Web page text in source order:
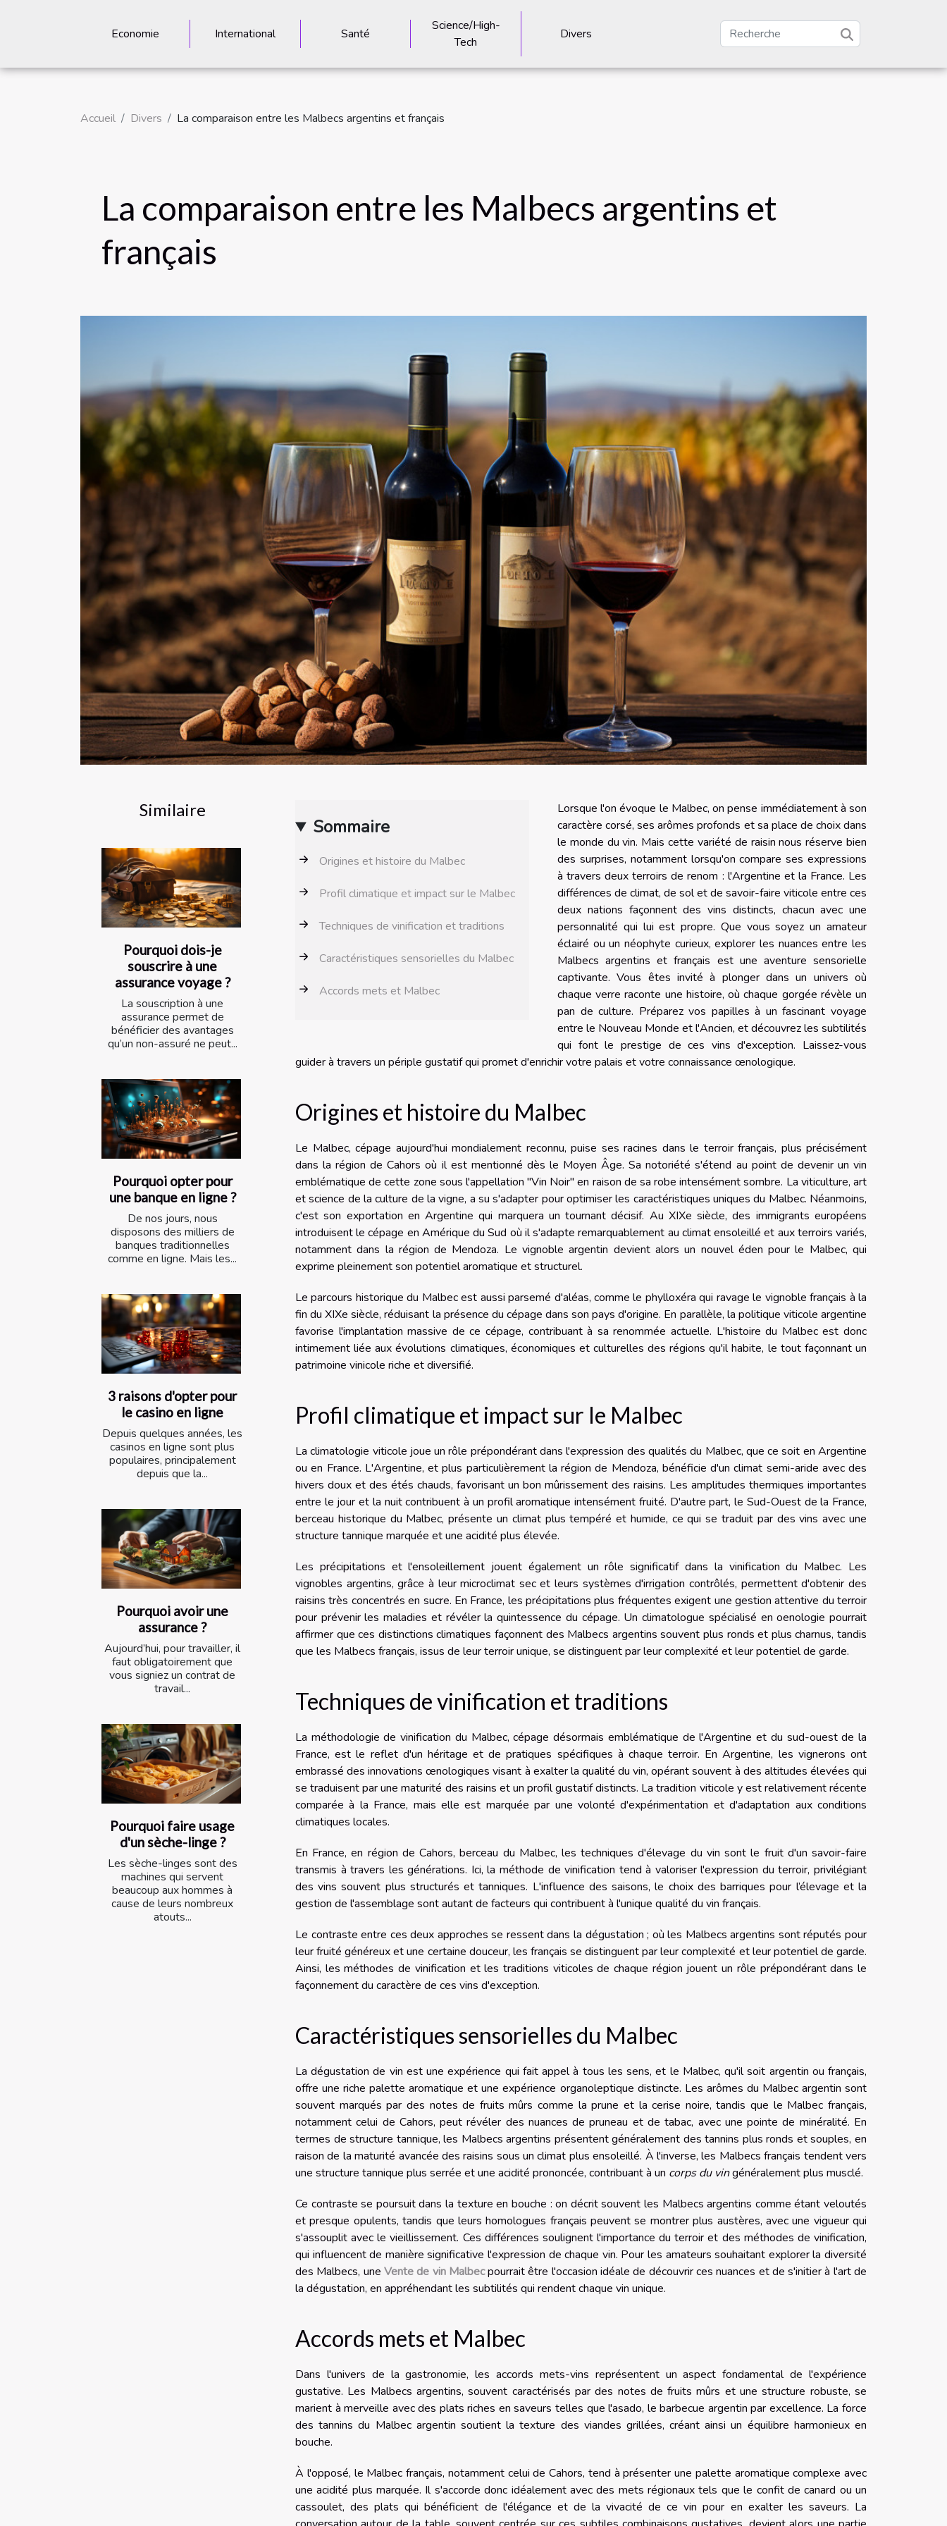
Economie International Santé
Science/High-
Tech
Divers
Accueil Divers La comparaison entre les Malbecs argentins et français
La comparaison entre les Malbecs argentins et
français
Similaire
Pourquoi dois-je
souscrire à une
assurance voyage ?
La souscription à une
assurance permet de
bénéficier des avantages
qu’un non-assuré ne peut...
Pourquoi opter pour
une banque en ligne ?
De nos jours, nous
disposons des milliers de
banques traditionnelles
comme en ligne. Mais les...
3 raisons d'opter pour
le casino en ligne
Depuis quelques années, les
casinos en ligne sont plus
populaires, principalement
depuis que la...
Pourquoi avoir une
assurance ?
Aujourd’hui, pour travailler, il
faut obligatoirement que
vous signiez un contrat de
travail...
Pourquoi faire usage
d'un sèche-linge ?
Les sèche-linges sont des
machines qui servent
beaucoup aux hommes à
cause de leurs nombreux
atouts...
Sommaire
Origines et histoire du Malbec
Profil climatique et impact sur le Malbec
Techniques de vinification et traditions
Caractéristiques sensorielles du Malbec
Accords mets et Malbec
Lorsque l'on évoque le Malbec, on pense immédiatement à son
caractère corsé, ses arômes profonds et sa place de choix dans
le monde du vin. Mais cette variété de raisin nous réserve bien
des surprises, notamment lorsqu'on compare ses expressions
à travers deux terroirs de renom : l'Argentine et la France. Les
différences de climat, de sol et de savoir-faire viticole entre ces
deux nations façonnent des vins distincts, chacun avec une
personnalité qui lui est propre. Que vous soyez un amateur
éclairé ou un néophyte curieux, explorer les nuances entre les
Malbecs argentins et français est une aventure sensorielle
captivante. Vous êtes invité à plonger dans un univers où
chaque verre raconte une histoire, où chaque gorgée révèle un
pan de culture. Préparez vos papilles à un fascinant voyage
entre le Nouveau Monde et l'Ancien, et découvrez les subtilités
qui font le prestige de ces vins d'exception. Laissez-vous
guider à travers un périple gustatif qui promet d'enrichir votre palais et votre connaissance œnologique.
Origines et histoire du Malbec
Le Malbec, cépage aujourd'hui mondialement reconnu, puise ses racines dans le terroir français, plus précisément
dans la région de Cahors où il est mentionné dès le Moyen Âge. Sa notoriété s'étend au point de devenir un vin
emblématique de cette zone sous l'appellation "Vin Noir" en raison de sa robe intensément sombre. La viticulture, art
et science de la culture de la vigne, a su s'adapter pour optimiser les caractéristiques uniques du Malbec. Néanmoins,
c'est son exportation en Argentine qui marquera un tournant décisif. Au XIXe siècle, des immigrants européens
introduisent le cépage en Amérique du Sud où il s'adapte remarquablement au climat ensoleillé et aux terroirs variés,
notamment dans la région de Mendoza. Le vignoble argentin devient alors un nouvel éden pour le Malbec, qui
exprime pleinement son potentiel aromatique et structurel.
Le parcours historique du Malbec est aussi parsemé d'aléas, comme le phylloxéra qui ravage le vignoble français à la
fin du XIXe siècle, réduisant la présence du cépage dans son pays d'origine. En parallèle, la politique viticole argentine
favorise l'implantation massive de ce cépage, contribuant à sa renommée actuelle. L'histoire du Malbec est donc
intimement liée aux évolutions climatiques, économiques et culturelles des régions qu'il habite, le tout façonnant un
patrimoine vinicole riche et diversifié.
Profil climatique et impact sur le Malbec
La climatologie viticole joue un rôle prépondérant dans l'expression des qualités du Malbec, que ce soit en Argentine
ou en France. L'Argentine, et plus particulièrement la région de Mendoza, bénéficie d'un climat semi-aride avec des
hivers doux et des étés chauds, favorisant un bon mûrissement des raisins. Les amplitudes thermiques importantes
entre le jour et la nuit contribuent à un profil aromatique intensément fruité. D'autre part, le Sud-Ouest de la France,
berceau historique du Malbec, présente un climat plus tempéré et humide, ce qui se traduit par des vins avec une
structure tannique marquée et une acidité plus élevée.
Les précipitations et l'ensoleillement jouent également un rôle significatif dans la vinification du Malbec. Les
vignobles argentins, grâce à leur microclimat sec et leurs systèmes d'irrigation contrôlés, permettent d'obtenir des
raisins très concentrés en sucre. En France, les précipitations plus fréquentes exigent une gestion attentive du terroir
pour prévenir les maladies et révéler la quintessence du cépage. Un climatologue spécialisé en oenologie pourrait
affirmer que ces distinctions climatiques façonnent des Malbecs argentins souvent plus ronds et plus charnus, tandis
que les Malbecs français, issus de leur terroir unique, se distinguent par leur complexité et leur potentiel de garde.
Techniques de vinification et traditions
La méthodologie de vinification du Malbec, cépage désormais emblématique de l'Argentine et du sud-ouest de la
France, est le reflet d'un héritage et de pratiques spécifiques à chaque terroir. En Argentine, les vignerons ont
embrassé des innovations œnologiques visant à exalter la qualité du vin, opérant souvent à des altitudes élevées qui
se traduisent par une maturité des raisins et un profil gustatif distincts. La tradition viticole y est relativement récente
comparée à la France, mais elle est marquée par une volonté d'expérimentation et d'adaptation aux conditions
climatiques locales.
En France, en région de Cahors, berceau du Malbec, les techniques d'élevage du vin sont le fruit d'un savoir-faire
transmis à travers les générations. Ici, la méthode de vinification tend à valoriser l'expression du terroir, privilégiant
des vins souvent plus structurés et tanniques. L'influence des saisons, le choix des barriques pour l’élevage et la
gestion de l'assemblage sont autant de facteurs qui contribuent à l'unique qualité du vin français.
Le contraste entre ces deux approches se ressent dans la dégustation ; où les Malbecs argentins sont réputés pour
leur fruité généreux et une certaine douceur, les français se distinguent par leur complexité et leur potentiel de garde.
Ainsi, les méthodes de vinification et les traditions viticoles de chaque région jouent un rôle prépondérant dans le
façonnement du caractère de ces vins d'exception.
Caractéristiques sensorielles du Malbec
La dégustation de vin est une expérience qui fait appel à tous les sens, et le Malbec, qu'il soit argentin ou français,
offre une riche palette aromatique et une expérience organoleptique distincte. Les arômes du Malbec argentin sont
souvent marqués par des notes de fruits mûrs comme la prune et la cerise noire, tandis que le Malbec français,
notamment celui de Cahors, peut révéler des nuances de pruneau et de tabac, avec une pointe de minéralité. En
termes de structure tannique, les Malbecs argentins présentent généralement des tannins plus ronds et souples, en
raison de la maturité avancée des raisins sous un climat plus ensoleillé. À l'inverse, les Malbecs français tendent vers
une structure tannique plus serrée et une acidité prononcée, contribuant à un corps du vingénéralement plus musclé.
Ce contraste se poursuit dans la texture en bouche : on décrit souvent les Malbecs argentins comme étant veloutés
et presque opulents, tandis que leurs homologues français peuvent se montrer plus austères, avec une vigueur qui
s'assouplit avec le vieillissement. Ces différences soulignent l'importance du terroir et des méthodes de vinification,
qui influencent de manière significative l'expression de chaque vin. Pour les amateurs souhaitant explorer la diversité
des Malbecs, une Vente de vin Malbecpourrait être l'occasion idéale de découvrir ces nuances et de s'initier à l'art de
la dégustation, en appréhendant les subtilités qui rendent chaque vin unique.
Accords mets et Malbec
Dans l'univers de lagastronomie, lesaccords mets-vins représentent un aspect fondamental de l'expérience
gustative. Les Malbecs argentins, souvent caractérisés par des notes de fruits mûrs et une structure robuste, se
marient à merveille avec des plats riches en saveurs telles que l'asado, le barbecue argentin par excellence. La force
des tannins du Malbec argentin soutient la texture des viandes grillées, créant ainsi un équilibre harmonieux en
bouche.
À l'opposé, le Malbec français, notamment celui de Cahors, tend à présenter une palette aromatique complexe avec
une acidité plus marquée. Il s'accorde donc idéalement avec des mets régionaux tels que le confit de canard ou un
cassoulet, des plats qui bénéficient de l'élégance et de la vivacité de ce vin pour en exalter les saveurs. La